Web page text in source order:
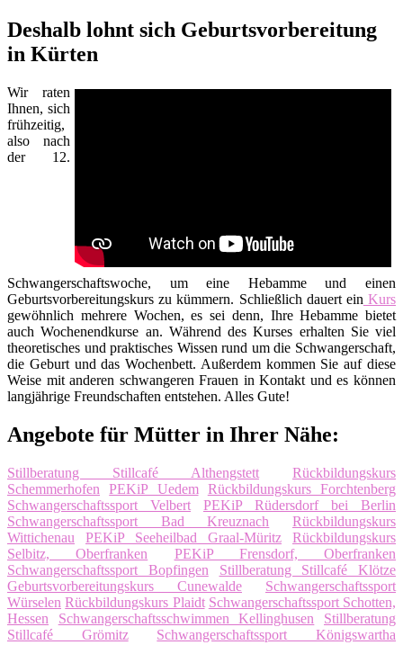
Deshalb lohnt sich Geburtsvorbereitung
in Kürten
Wir raten
Ihnen, sich
frühzeitig,
also nach
der 12.
Schwangerschaftswoche, um eine Hebamme und einen
Geburtsvorbereitungskurs zu kümmern. Schließlich dauert ein Kurs
gewöhnlich mehrere Wochen, es sei denn, Ihre Hebamme bietet
auch Wochenendkurse an. Während des Kurses erhalten Sie viel
theoretisches und praktisches Wissen rund um die Schwangerschaft,
die Geburt und das Wochenbett. Außerdem kommen Sie auf diese
Weise mit anderen schwangeren Frauen in Kontakt und es können
langjährige Freundschaften entstehen. Alles Gute!
Angebote für Mütter in Ihrer Nähe:
Stillberatung Stillcafé Althengstett
Rückbildungskurs
Schemmerhofen
PEKiP Uedem
Rückbildungskurs Forchtenberg
Schwangerschaftssport Velbert
PEKiP Rüdersdorf bei Berlin
Schwangerschaftssport Bad Kreuznach
Rückbildungskurs
Wittichenau
PEKiP Seeheilbad Graal-Müritz
Rückbildungskurs
Selbitz, Oberfranken
PEKiP Frensdorf, Oberfranken
Schwangerschaftssport Bopfingen
Stillberatung Stillcafé Klötze
Geburtsvorbereitungskurs Cunewalde
Schwangerschaftssport
Würselen Rückbildungskurs Plaidt Schwangerschaftssport Schotten,
Hessen
Schwangerschaftsschwimmen Kellinghusen
Stillberatung
Stillcafé Grömitz
Schwangerschaftssport Königswartha